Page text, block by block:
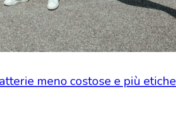
meno costose e più etiche